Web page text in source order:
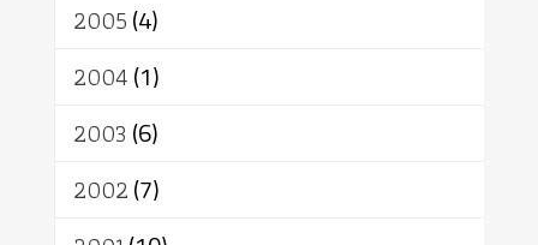
2005(4)
2004(1)
2003 (6)
2002(7)